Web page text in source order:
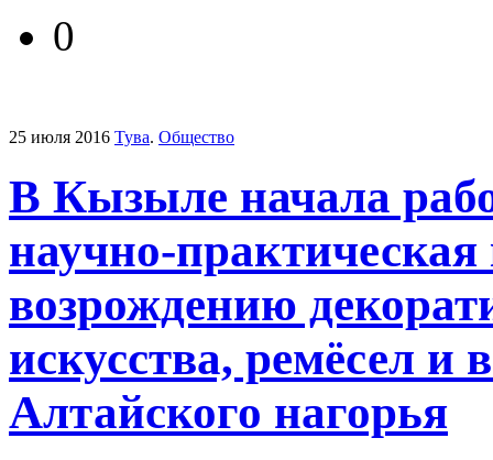
0
25 июля 2016 Тува. Общество
В Кызыле начала
научно-
возрождению
искусства, ремёсел и
Алтайского нагорья